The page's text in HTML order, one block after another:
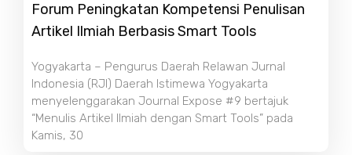
Forum Peningkatan Kompetensi Penulisan
Artikel Ilmiah Berbasis Smart Tools
Yogyakarta – Pengurus Daerah Relawan Jurnal
Indonesia (RJI) Daerah Istimewa Yogyakarta
menyelenggarakan Journal Expose #9 bertajuk
“Menulis Artikel Ilmiah dengan Smart Tools” pada
Kamis, 30